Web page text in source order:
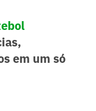
em um só